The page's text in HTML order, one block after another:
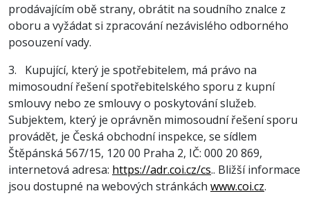
prodávajícím obě strany, obrátit na soudního znalce z
oboru a vyžádat si zpracování nezávislého odborného
posouzení vady.
3. Kupující, který je spotřebitelem, má právo na
mimosoudní řešení spotřebitelského sporu z kupní
smlouvy nebo ze smlouvy o poskytování služeb.
Subjektem, který je oprávněn mimosoudní řešení sporu
provádět, je Česká obchodní inspekce, se sídlem
Štěpánská 567/15, 120 00 Praha 2, IČ: 000 20 869,
internetová adresa: https://adr.coi.cz/cs.. Bližší informace
jsou dostupné na webových stránkách www.coi.cz.